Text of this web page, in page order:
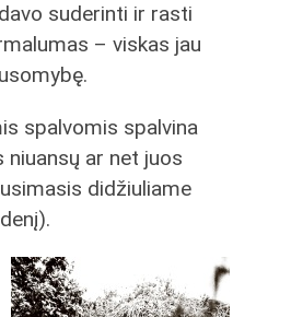
suderinti ir rasti
– viskas jau
spalvomis spalvina
niuansų ar net juos
didžiuliame